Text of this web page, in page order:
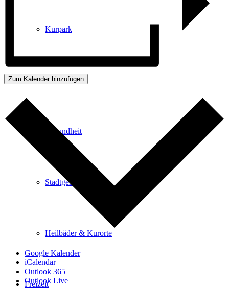
Kurpark
Gastgeber
Gesundheit
Stadtgeschichte
Heilbäder & Kurorte
Freizeit
Zum Kalender hinzufügen
Google Kalender
iCalendar
Outlook 365
Outlook Live